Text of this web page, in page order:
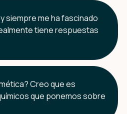
siempre me ha fascinado
tiene respuestas
Creo que es
que ponemos sobre